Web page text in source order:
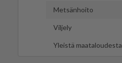
Metsänhoito
Viljely
Yleistä maataloudesta